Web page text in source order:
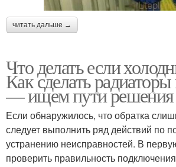
читать дальше →
Что делать если
Как сделать
— ищем пути решения
Если обнаружилось, что обратка
следует выполнить ряд действий по
устранению неисправностей. В
проверить правильность